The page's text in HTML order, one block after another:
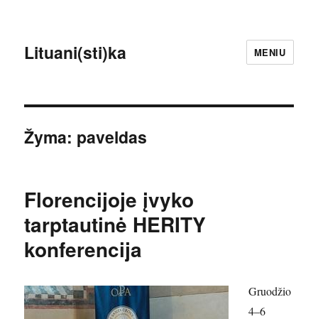
Lituani(sti)ka MENIU
Žyma: paveldas
Florencijoje įvyko
tarptautinė HERITY
konferencija
Gruodžio
4–6